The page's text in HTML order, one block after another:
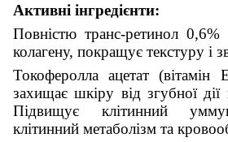
Активні інгредієнти:
Повністю транс-ретинол 0,6%
колагену, покращує текстуру і
Токоферолла ацетат (вітамін
захищає шкіру від згубної дії
Підвищує клітинний
клітинний метаболізм та